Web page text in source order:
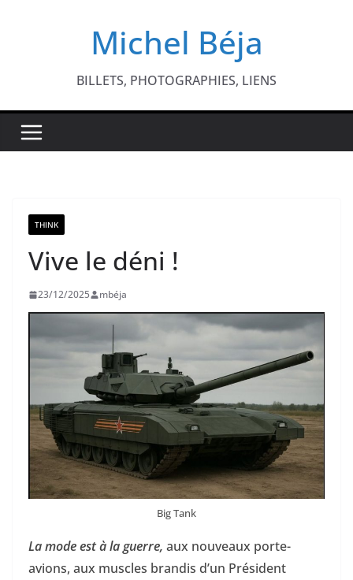
Michel Béja
BILLETS, PHOTOGRAPHIES, LIENS
THINK
Vive le déni !
23/12/2025 mbéja
Big Tank
La mode est à la guerre, aux nouveaux porte-
avions, aux muscles brandis d’un Président